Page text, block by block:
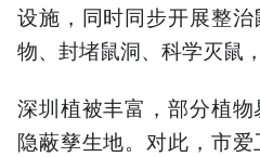
设施，同时同步开展整
物、封堵鼠洞、科学灭鼠
深圳植被丰富，部分植
隐蔽孳生地。对此，市